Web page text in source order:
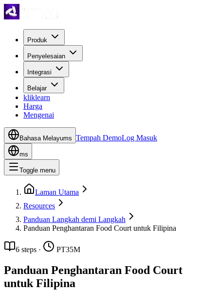
Produk
Penyelesaian
Integrasi
Belajar
kliklearn
Harga
Mengenai
Bahasa Melayums Tempah DemoLog Masuk
ms
Toggle menu
Laman Utama
Resources
Panduan Langkah demi Langkah
Panduan Penghantaran Food Court untuk Filipina
6 steps · PT35M
Panduan Penghantaran Food Court
untuk Filipina